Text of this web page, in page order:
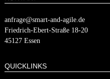
anfrage@smart-and-agile.de
​​Friedrich-Ebert-Straße 18-20
45127 Essen
QUICKLINKS